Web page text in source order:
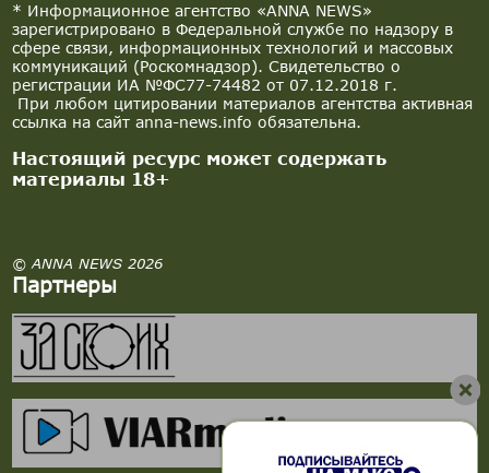
* Информационное агентство «ANNA NEWS»
зарегистрировано в Федеральной службе по надзору в
сфере связи, информационных технологий и массовых
коммуникаций (Роскомнадзор). Свидетельство о
регистрации ИА №ФС77-74482 от 07.12.2018 г.
При любом цитировании материалов агентства активная
ссылка на сайт anna-news.info обязательна.
Настоящий ресурс может содержать
материалы 18+
© ANNA NEWS 2026
Партнеры